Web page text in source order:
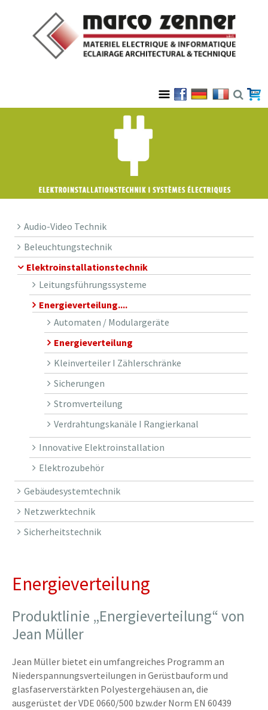
Audio-Video Technik
Beleuchtungstechnik
Elektroinstallationstechnik
Leitungsführungssysteme
Energieverteilung....
Automaten / Modulargeräte
Energieverteilung
Kleinverteiler I Zählerschränke
Sicherungen
Stromverteilung
Verdrahtungskanäle I Rangierkanal
Innovative Elektroinstallation
Elektrozubehör
Gebäudesystemtechnik
Netzwerktechnik
Sicherheitstechnik
Energieverteilung
Produktlinie „Energieverteilung“ von
Jean Müller
Jean Müller bietet ein umfangreiches Programm an
Niederspannungsverteilungen in Gerüstbauform und
glasfaserverstärkten Polyestergehäusen an, die
ausgerüstet der VDE 0660/500 bzw.der Norm EN 60439